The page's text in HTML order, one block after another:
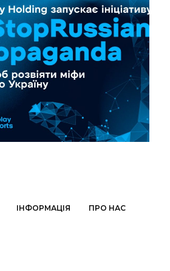
ІНФОРМАЦІЯ ПРО НАС